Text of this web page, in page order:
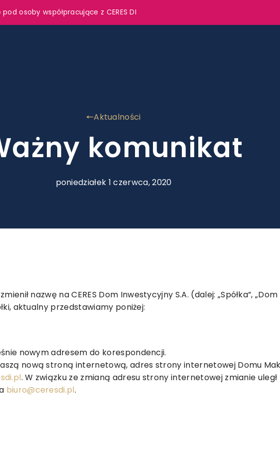
osoby współpracujące z CERES DI
Aktualności
komunikat
poniedziałek 1 czerwca, 2020
nazwę na CERES Dom Inwestycyjny S.A. (dalej: „Spółka”,
aktualny przedstawiamy poniżej:
nowym adresem do korespondencji.
nową stroną internetową, adres strony internetowej Domu
. W związku ze zmianą adresu strony internetowej zmianie
biuro@ceresdi.pl.